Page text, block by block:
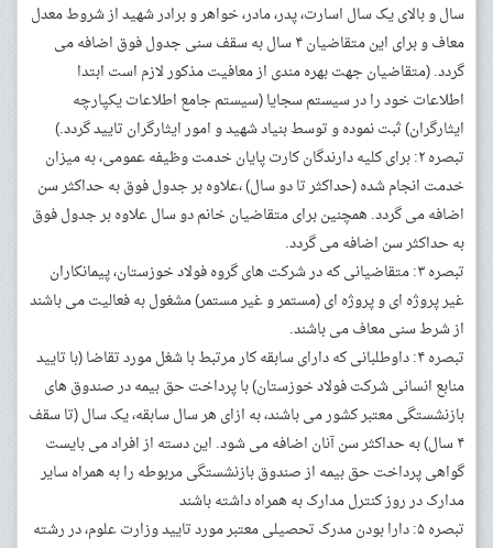
سال و بالای یک سال اسارت، پدر، مادر، خواهر و برادر شهید از شروط معدل
معاف و برای این متقاضیان ۴ سال به سقف سنی جدول فوق اضافه می
گردد. (متقاضیان جهت بهره مندی از معافیت مذکور لازم است ابتدا
اطلاعات خود را در سیستم سجایا (سیستم جامع اطلاعات یکپارچه
ایثارگران) ثبت نموده و توسط بنیاد شهید و امور ایثارگران تایید گردد.)
تبصره ۲: برای کلیه دارندگان کارت پایان خدمت وظیفه عمومی، به میزان
خدمت انجام شده (حداکثر تا دو سال) ،علاوه بر جدول فوق به حداکثر سن
اضافه می گردد. همچنین برای متقاضیان خانم دو سال علاوه بر جدول فوق
به حداکثر سن اضافه می گردد.
تبصره ۳: متقاضیانی که در شرکت های گروه فولاد خوزستان، پیمانکاران
غیر پروژه ای و پروژه ای (مستمر و غیر مستمر) مشغول به فعالیت می باشند
از شرط سنی معاف می باشند.
تبصره ۴: داوطلبانی که دارای سابقه کار مرتبط با شغل مورد تقاضا (با تایید
منابع انسانی شرکت فولاد خوزستان) با پرداخت حق بیمه در صندوق های
بازنشستگی معتبر کشور می باشند، به ازای هر سال سابقه، یک سال (تا سقف
۴ سال) به حداکثر سن آنان اضافه می شود. این دسته از افراد می بایست
گواهی پرداخت حق بیمه از صندوق بازنشستگی مربوطه را به همراه سایر
مدارک در روز کنترل مدارک به همراه داشته باشند
تبصره ۵: دارا بودن مدرک تحصیلی معتبر مورد تایید وزارت علوم، در رشته